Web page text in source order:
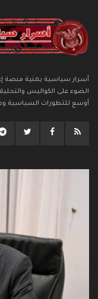
أسرار سياسية يمنية منصة
الضوء على الكواليس
أوسع للتطورات السياسية